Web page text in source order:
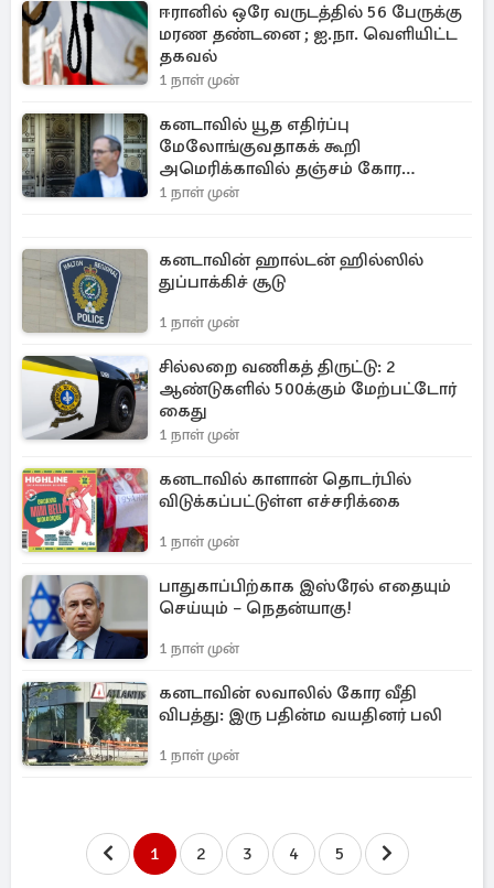
ஈரானில் ஒரே வருடத்தில் 56 பேருக்கு
மரண தண்டனை ; ஐ.நா. வெளியிட்ட
தகவல்
1 நாள் முன்
கனடாவில் யூத எதிர்ப்பு
மேலோங்குவதாகக் கூறி
அமெரிக்காவில் தஞ்சம் கோர
ஊக்குவிப்பு!
1 நாள் முன்
கனடாவின் ஹால்டன் ஹில்ஸில்
துப்பாக்கிச் சூடு
1 நாள் முன்
சில்லறை வணிகத் திருட்டு: 2
ஆண்டுகளில் 500க்கும் மேற்பட்டோர்
கைது
1 நாள் முன்
கனடாவில் காளான் தொடர்பில்
விடுக்கப்பட்டுள்ள எச்சரிக்கை
1 நாள் முன்
பாதுகாப்பிற்காக இஸ்ரேல் எதையும்
செய்யும் – நெதன்யாகு!
1 நாள் முன்
கனடாவின் லவாலில் கோர வீதி
விபத்து: இரு பதின்ம வயதினர் பலி
1 நாள் முன்
1 2 3 4 5